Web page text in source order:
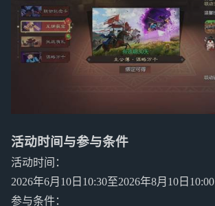
活动时间与参与条件
活动时间：
2026年6月10日10:30至2026年8月10日10:00
参与条件：